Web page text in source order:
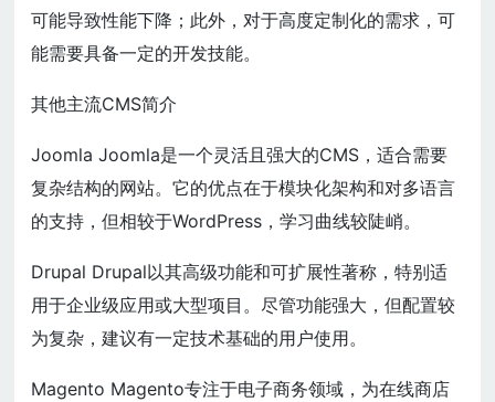
可能导致性能下降；此外，对于高度定制化的需求，可
能需要具备一定的开发技能。
其他主流CMS简介
Joomla Joomla是一个灵活且强大的CMS，适合需要
复杂结构的网站。它的优点在于模块化架构和对多语言
的支持，但相较于WordPress，学习曲线较陡峭。
Drupal Drupal以其高级功能和可扩展性著称，特别适
用于企业级应用或大型项目。尽管功能强大，但配置较
为复杂，建议有一定技术基础的用户使用。
Magento Magento专注于电子商务领域，为在线商店